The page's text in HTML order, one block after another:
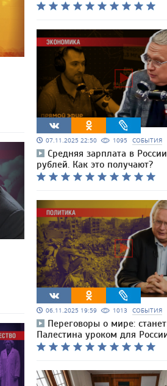
07.11.2025 22:50 1095 СОБЫТИЯ
Средняя зарплата в
рублей. Как это получают?
06.11.2025 19:59 1013 СОБЫТИЯ
Переговоры о мире:
Палестина уроком для